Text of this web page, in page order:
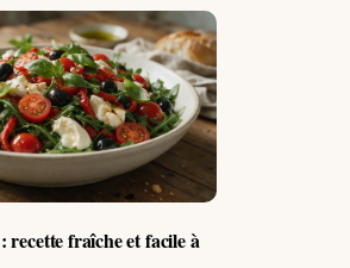
recette fraîche et facile à